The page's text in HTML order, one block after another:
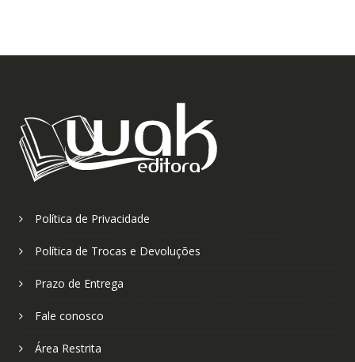
Política de Privacidade
Política de Trocas e Devoluções
Prazo de Entrega
Fale conosco
Área Restrita